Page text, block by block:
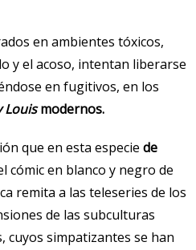
en ambientes tóxicos,
y el acoso, intentan liberarse
en fugitivos, en los
Louismodernos.
que en esta especie de
cómic en blanco y negro de
remita a las teleseries de los
de las subculturas
cuyos simpatizantes se han